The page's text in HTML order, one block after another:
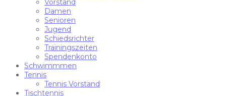
Vorstand
Damen
Senioren
Jugend
Schiedsrichter
Trainingszeiten
Spendenkonto
Schwimmmen
Tennis
Tennis Vorstand
Tischtennis